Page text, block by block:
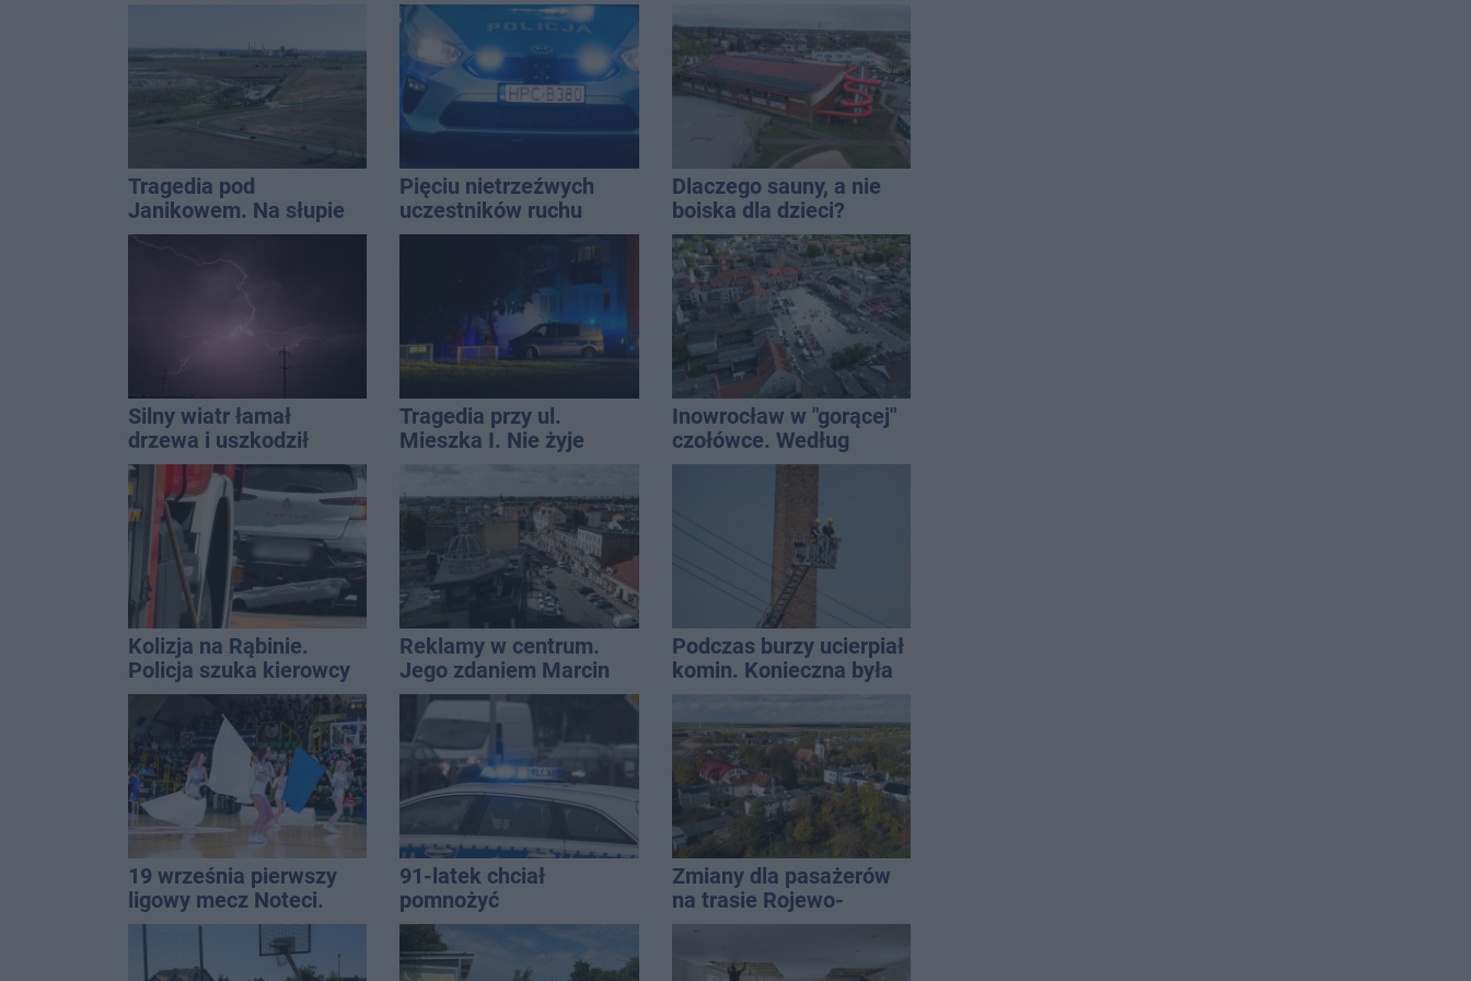
wejściem stanie
QEMETICA ARENA
Inowrocławia
Tragedia pod
Janikowem. Na słupie
energetycznym
znaleziono ciało
Pięciu nietrzeźwych
uczestników ruchu
wpadło w ręce policji.
Rekordzista miał 2,6
Dlaczego sauny, a nie
boiska dla dzieci?
Ratusz odpowiada
Silny wiatr łamał
drzewa i uszkodził
dach. To nie koniec
ostrzeżeń
Tragedia przy ul.
Mieszka I. Nie żyje
osoba, która wypadła z
czwartego piętra
Inowrocław w "gorącej"
czołówce. Według
analizy Onetu nasze
najbardziej narażonych
Kolizja na Rąbinie.
Policja szuka kierowcy
Golfa
Reklamy w centrum.
Jego zdaniem Marcin
Wroński jest w błędzie
[akt.]
Podczas burzy ucierpiał
komin. Konieczna była
interwencja strażaków
19 września pierwszy
ligowy mecz Noteci.
Znamy cały terminarz
91-latek chciał
pomnożyć
oszczędności. Stracił
ponad 10 tys. zł
Zmiany dla pasażerów
na trasie Rojewo-
Inowrocław